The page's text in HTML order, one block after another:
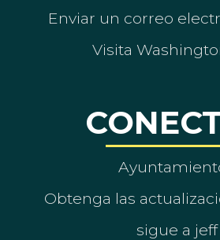
Enviar un correo
Visita
Obtenga las
sigue a jeff